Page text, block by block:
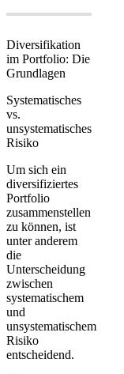
Diversifikation
im Portfolio: Die
Grundlagen
Systematisches
vs.
unsystematisches
Risiko
Um sich ein
diversifiziertes
Portfolio
zusammenstellen
zu können, ist
unter anderem
die
Unterscheidung
zwischen
systematischem
und
unsystematischem
Risiko
entscheidend.